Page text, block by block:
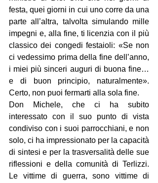
festa, quei giorni in cui uno corre da una
parte all’altra, talvolta simulando mille
impegni e, alla fine, ti licenzia con il più
classico dei congedi festaioli: «Se non
ci vedessimo prima della fine dell’anno,
i miei più sinceri auguri di buona fine…
e di buon principio, naturalmente».
Certo, non puoi fermarti alla sola fine.
Don Michele, che ci ha subito
interessato con il suo punto di vista
condiviso con i suoi parrocchiani, e non
solo, ci ha impressionato per la capacità
di sintesi e per la trasversalità delle sue
riflessioni e della comunità di Terlizzi.
Le vittime di guerra, sono vittime di